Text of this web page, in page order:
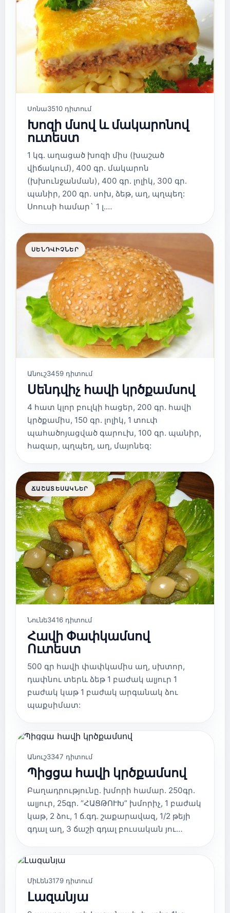
Սոնա3510 դիտում
Խոզի մսով և մակարոնով
ուտեստ
1 կգ. աղացած խոզի միս (խաշած
վիճակում), 400 գր. մակարոն
(խխունջանման), 400 գր. լոլիկ, 300 գր.
պանիր, 200 գր. սոխ, ձեթ, աղ, պղպեղ:
Սոուսի համար` 1 լ.…
ՍԵՆԴՎԻՉՆԵՐ
Անուշ3459 դիտում
Սենդվիչ հավի կրծքամսով
4 հատ կլոր բուլկի հացեր, 200 գր. հավի
կրծքամիս, 150 գր. լոլիկ, 1 տուփ
պահածոյացված գարուխ, 100 գր. պանիր,
հազար, պղպեղ, աղ, մայոնեզ:
ՃԱՇԱՏԵՍԱԿՆԵՐ
Նունե3416 դիտում
Հավի Փափկամսով
Ուտեստ
500 գր հավի փափկամիս աղ, սխտոր,
դափնու տերև ձեթ 1 բաժակ ալյուր 1
բաժակ կաթ 1 բաժակ արգանակ ձու
պաքսիմատ:
Անուշ3347 դիտում
Պիցցա հավի կրծքամսով
Բաղադրությունը. խմորի համար. 250գր.
ալյուր, 25գր. “ՀԱՑԹՈՒԽ” խմորիչ, 1 բաժակ
կաթ, 2 ձու, 1 ճ.գդ. շաքարավազ, 1/2 թեյի
գդալ աղ, 3 ճաշի գդալ բուսական յու…
ՄիԼեն3179 դիտում
Լազանյա